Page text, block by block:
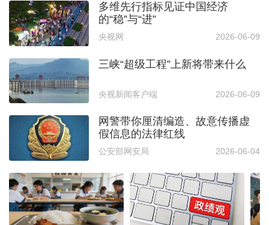
多维先行指标见证中国经济
的“稳”与“进”
央视网 2026-06-09
三峡“超级工程”上新将带来什么
央视新闻客户端 2026-06-09
网警带你厘清编造、故意传播虚
假信息的法律红线
公安部网安局 2026-06-04